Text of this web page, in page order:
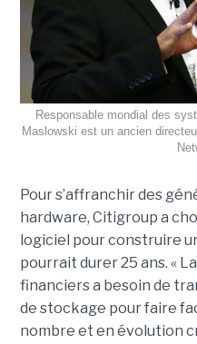
Responsable mondial des
Maslowski est un ancien
Pour s’affranchir des
hardware, Citigroup a
logiciel pour construire
pourrait durer 25 ans. «
financiers a besoin de
de stockage pour faire
nombre et en évolution